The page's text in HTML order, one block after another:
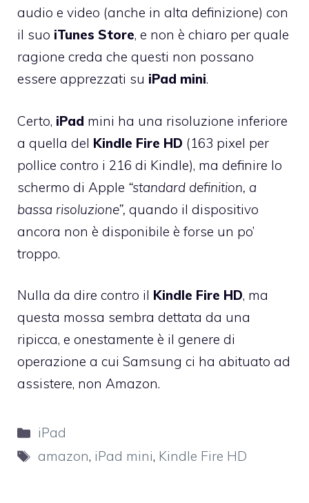
audio e video (anche in alta definizione) con
il suo iTunes Store, e non è chiaro per quale
ragione creda che questi non possano
essere apprezzati su iPad mini.
Certo, iPad mini ha una risoluzione inferiore
a quella del Kindle Fire HD (163 pixel per
pollice contro i 216 di Kindle), ma definire lo
schermo di Apple “standard definition, a
bassa risoluzione”, quando il dispositivo
ancora non è disponibile è forse un po’
troppo.
Nulla da dire contro il Kindle Fire HD, ma
questa mossa sembra dettata da una
ripicca, e onestamente è il genere di
operazione a cui Samsung ci ha abituato ad
assistere, non Amazon.
Categorie
iPad
Tag
amazon, iPad mini, Kindle Fire HD